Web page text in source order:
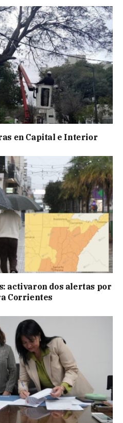
en Capital e Interior
activaron dos alertas por
Corrientes